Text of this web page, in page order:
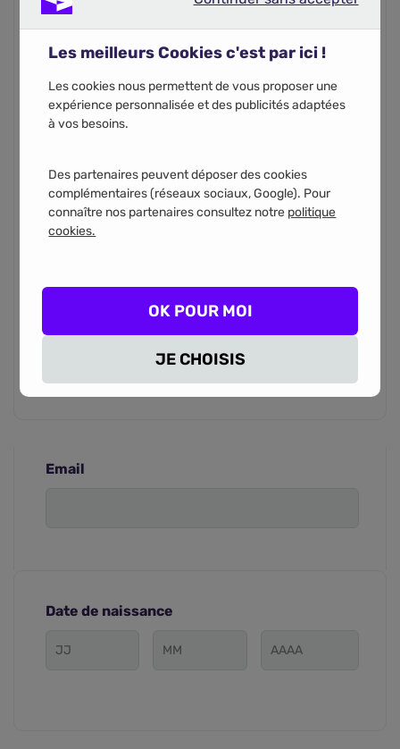
Vous recevrez votre recapitulatif de comparaison par
email. En renseignant votre numéro de téléphone, vous
acceptez d'être appelé par les partenaires d’assurance
Email
Date de naissance
Les meilleurs Cookies c'est par ici !
Les cookies nous permettent de vous proposer une
expérience personnalisée et des publicités adaptées
à vos besoins.
Des partenaires peuvent déposer des cookies
complémentaires (réseaux sociaux, Google). Pour
connaître nos partenaires consultez notre politique
cookies.
JE CHOISIS
OK POUR MOI
Continuer sans accepter